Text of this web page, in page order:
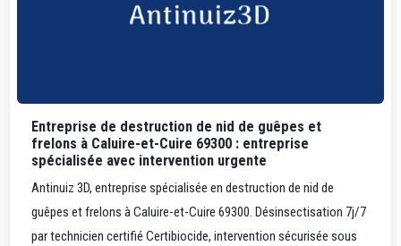
Entreprise de destruction de nid de guêpes et
frelons à Caluire-et-Cuire 69300 : entreprise
spécialisée avec intervention urgente
Antinuiz 3D, entreprise spécialisée en destruction de nid de
guêpes et frelons à Caluire-et-Cuire 69300. Désinsectisation 7j/7
par technicien certifié Certibiocide, intervention sécurisée sous